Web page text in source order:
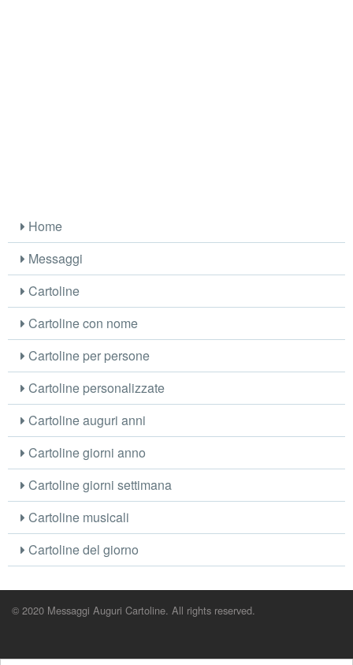
Home
Messaggi
Cartoline
Cartoline con nome
Cartoline per persone
Cartoline personalizzate
Cartoline auguri anni
Cartoline giorni anno
Cartoline giorni settimana
Cartoline musicali
Cartoline del giorno
© 2020 Messaggi Auguri Cartoline. All rights reserved.